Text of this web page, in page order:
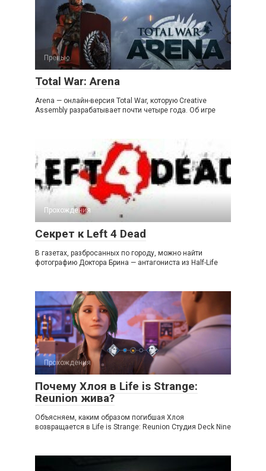
Превью
Total War: Arena
Arena — онлайн-версия Total War, которую Creative
Assembly разрабатывает почти четыре года. Об игре
Прохождения
Секрет к Left 4 Dead
В газетах, разбросанных по городу, можно найти
фотографию Доктора Брина — антагониста из Half-Life
Прохождения
Почему Хлоя в Life is Strange:
Reunion жива?
Объясняем, каким образом погибшая Хлоя
возвращается в Life is Strange: Reunion Студия Deck Nine